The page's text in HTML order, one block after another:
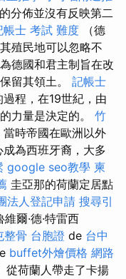
分佈並沒有反映第二
帳士 考試 難度 （德
殖民地可以忽略不
德國和君主制旨在改
留其領土。 記帳士
程，在19世紀，由
力量是決定的。 竹
時帝國在歐洲以外
為西班牙裔，大多
google seo教學 柬
圭亞那的荷蘭定居點
法人登記申請 搜尋引
爾·德·特雷西
整骨 台胞證 de 台中
buffet外燴價格 網路
從荷蘭人帶走了卡揚